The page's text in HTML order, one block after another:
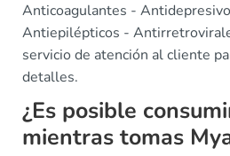
Anticoagulantes -
Antiepilépticos -
servicio de atención al cliente
detalles.
¿Es posible
mientras tomas